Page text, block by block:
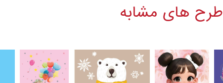
طرح های مشابه